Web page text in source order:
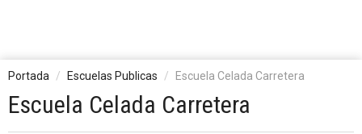
Portada Escuelas Publicas Escuela Celada Carretera
Escuela Celada Carretera